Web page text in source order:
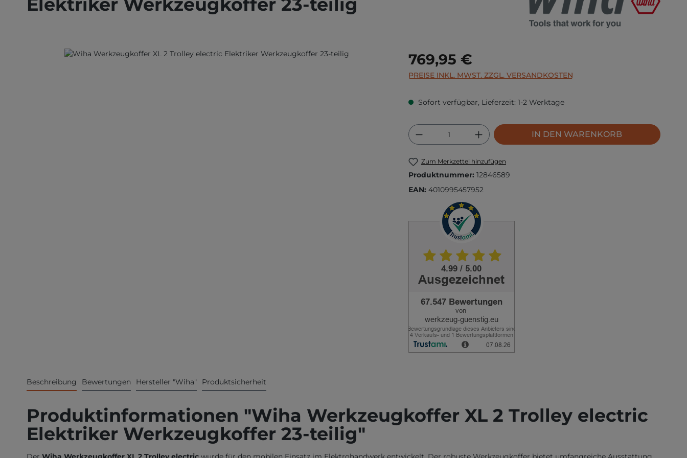
Bildergalerie überspringen Regulärer Preis:
769,95 €
PREISE INKL. MWST. ZZGL. VERSANDKOSTEN
Sofort verfügbar, Lieferzeit: 1-2 Werktage
Produkt Anzahl: Gib den gewünschten Wert
IN DEN WARENKORB
Zum Merkzettel hinzufügen
Produktnummer: 12846589
EAN: 4010995457952
Beschreibung Bewertungen Hersteller "Wiha" Produktsicherheit
Produktinformationen "Wiha Werkzeugkoffer XL 2 Trolley electric
Elektriker Werkzeugkoffer 23-teilig"